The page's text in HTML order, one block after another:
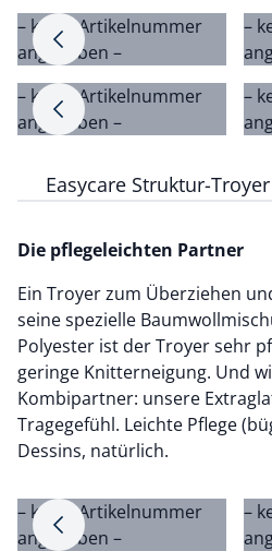
– keine Artikelnummer
angegeben –
–
Pfeil nach rechts
– keine Artikelnummer
angegeben –
–
Pfeil nach rechts
Easycare Struktur-
Die pflegeleichten Partner
Ein Troyer zum Überziehen
seine spezielle
Polyester ist der Troyer sehr
geringe Knitterneigung. Und
Kombipartner: unsere
Tragegefühl. Leichte Pflege
Dessins, natürlich.
– keine Artikelnummer
angegeben –
–
Pfeil nach rechts